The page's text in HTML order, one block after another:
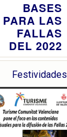
BASES
PARA LAS
FALLAS
DEL 2022
El concejal
de Fiestas y
Cultura
Popular ha
hecho un
balance
“positivo”
Festividades